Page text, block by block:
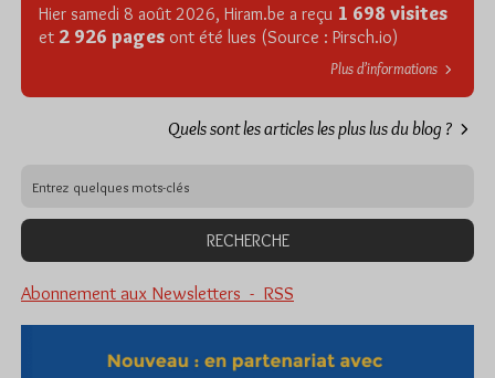
Hier samedi 8 août 2026, Hiram.be a reçu 1 698 visites
et 2 926 pages ont été lues (Source : Pirsch.io)
Plus d’informations
Quels sont les articles les plus lus du blog ?
Abonnement aux Newsletters - RSS